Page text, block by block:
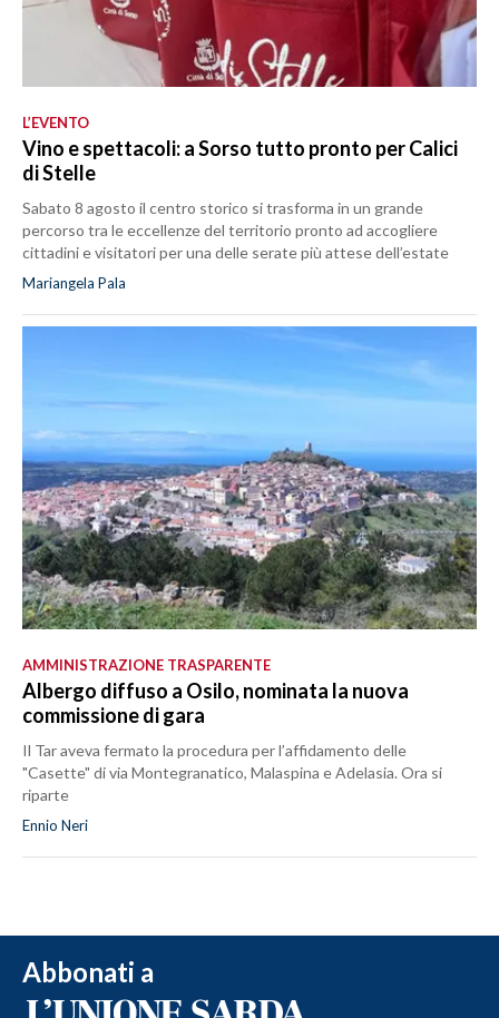
L’EVENTO
Vino e spettacoli: a Sorso tutto pronto per Calici
di Stelle
Sabato 8 agosto il centro storico si trasforma in un grande
percorso tra le eccellenze del territorio pronto ad accogliere
cittadini e visitatori per una delle serate più attese dell’estate
Mariangela Pala
AMMINISTRAZIONE TRASPARENTE
Albergo diffuso a Osilo, nominata la nuova
commissione di gara
Il Tar aveva fermato la procedura per l’affidamento delle
"Casette" di via Montegranatico, Malaspina e Adelasia. Ora si
riparte
Ennio Neri
Abbonati a